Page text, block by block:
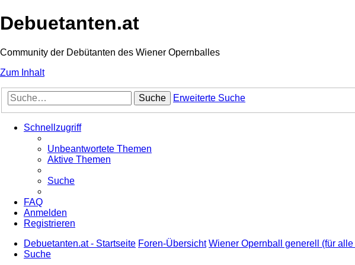
Debuetanten.at
Community der Debütanten des Wiener Opernballes
Zum Inhalt
Suche Erweiterte Suche
Schnellzugriff
Unbeantwortete Themen
Aktive Themen
Suche
FAQ
Anmelden
Registrieren
Debuetanten.at - Startseite Foren-Übersicht Wiener Opernball generell (für
Suche